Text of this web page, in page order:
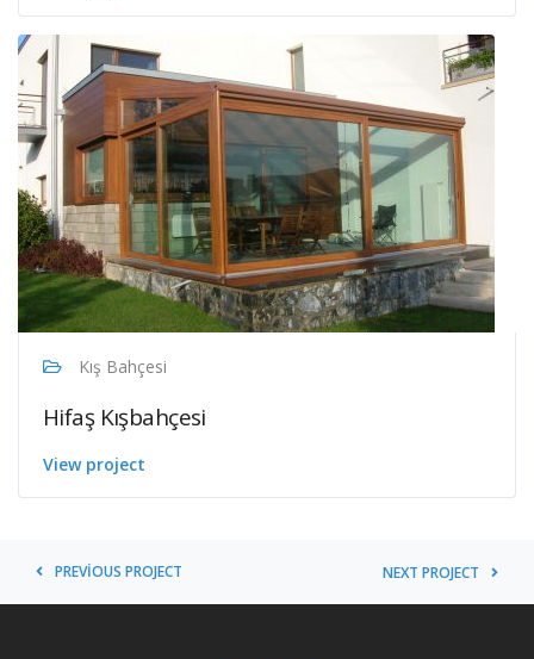
Kış Bahçesi
Hifaş Kışbahçesi
View project
PREVIOUS PROJECT NEXT PROJECT